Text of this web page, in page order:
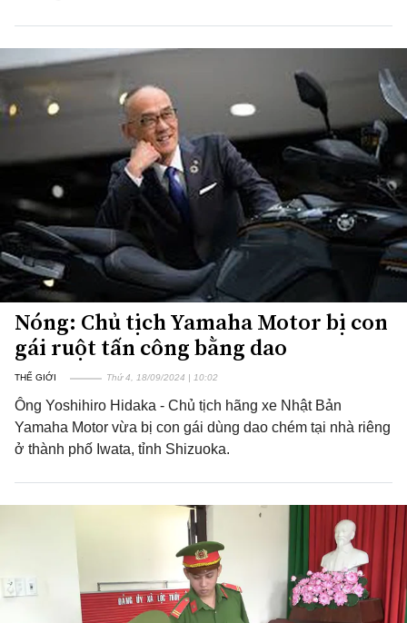
Nóng: Chủ tịch Yamaha Motor bị con
gái ruột tấn công bằng dao
THẾ GIỚI Thứ 4, 18/09/2024 | 10:02
Ông Yoshihiro Hidaka - Chủ tịch hãng xe Nhật Bản
Yamaha Motor vừa bị con gái dùng dao chém tại nhà riêng
ở thành phố Iwata, tỉnh Shizuoka.